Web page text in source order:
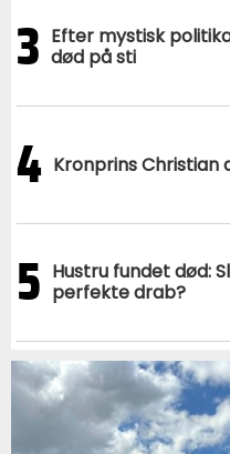
3 Efter mystisk
død på sti
4 Kronprins Christian
5 Hustru fundet død:
perfekte drab?